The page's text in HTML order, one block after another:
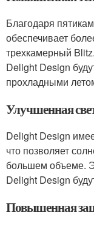
Благодаря
обеспечивает
трехкамерный
Delight Design
прохладными
Улучшенная
Delight Design
что позволяет
большем объеме.
Delight Design
Повышенная